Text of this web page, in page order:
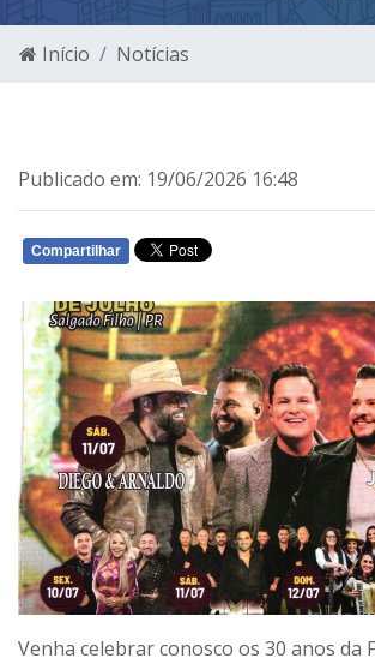
Início Notícias
Publicado em: 19/06/2026 16:48
Compartilhar
Venha celebrar conosco os 30 anos da